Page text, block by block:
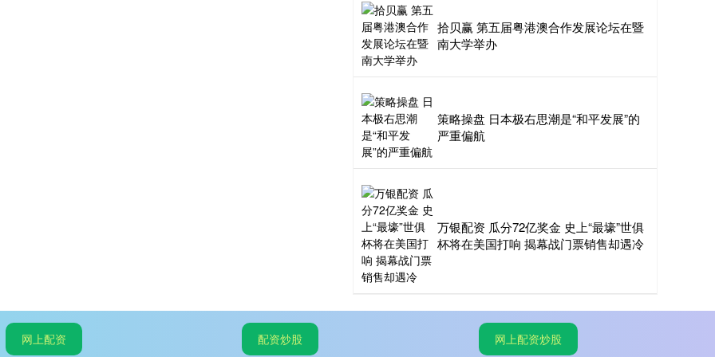
拾贝赢 第五届粤港澳合作发展论坛在暨
南大学举办
策略操盘 日本极右思潮是“和平发展”的
严重偏航
万银配资 瓜分72亿奖金 史上“最壕”世俱
杯将在美国打响 揭幕战门票销售却遇冷
网上配资 配资炒股 网上配资炒股